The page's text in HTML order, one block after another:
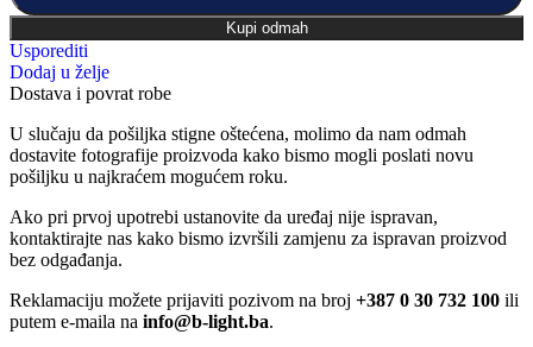
Kupi odmah
Usporediti
Dodaj u želje
Dostava i povrat robe
U slučaju da pošiljka stigne oštećena, molimo da nam odmah
dostavite fotografije proizvoda kako bismo mogli poslati novu
pošiljku u najkraćem mogućem roku.
Ako pri prvoj upotrebi ustanovite da uređaj nije ispravan,
kontaktirajte nas kako bismo izvršili zamjenu za ispravan proizvod
bez odgađanja.
Reklamaciju možete prijaviti pozivom na broj +387 0 30 732 100 ili
putem e-maila na info@b-light.ba.